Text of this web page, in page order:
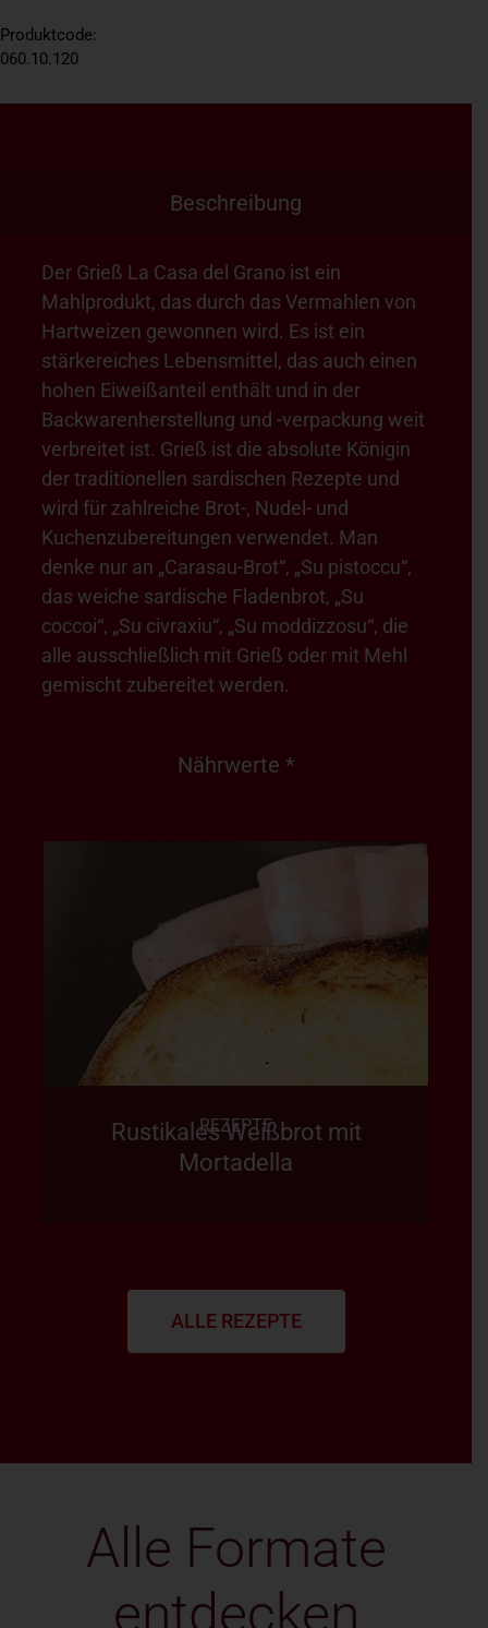
Produktcode:
060.10.120
Beschreibung
Nährwerte *
Der Grieß La Casa del Grano ist ein
Mahlprodukt, das durch das Vermahlen von
Hartweizen gewonnen wird. Es ist ein
stärkereiches Lebensmittel, das auch einen
hohen Eiweißanteil enthält und in der
Backwarenherstellung und -verpackung weit
verbreitet ist. Grieß ist die absolute Königin
der traditionellen sardischen Rezepte und
wird für zahlreiche Brot-, Nudel- und
Kuchenzubereitungen verwendet. Man
denke nur an „Carasau-Brot“, „Su pistoccu“,
das weiche sardische Fladenbrot, „Su
coccoi“, „Su civraxiu“, „Su moddizzosu“, die
alle ausschließlich mit Grieß oder mit Mehl
gemischt zubereitet werden.
REZEPTE
Rustikales Weißbrot mit
Mortadella
ALLE REZEPTE
Alle Formate
entdecken